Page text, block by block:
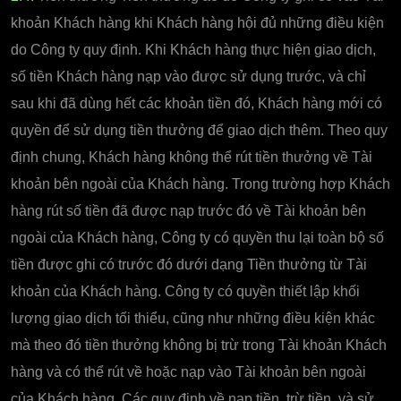
khoản Khách hàng khi Khách hàng hội đủ những điều kiện
do Công ty quy định. Khi Khách hàng thực hiện giao dịch,
số tiền Khách hàng nạp vào được sử dụng trước, và chỉ
sau khi đã dùng hết các khoản tiền đó, Khách hàng mới có
quyền để sử dụng tiền thưởng để giao dịch thêm. Theo quy
định chung, Khách hàng không thể rút tiền thưởng về Tài
khoản bên ngoài của Khách hàng. Trong trường hợp Khách
hàng rút số tiền đã được nạp trước đó về Tài khoản bên
ngoài của Khách hàng, Công ty có quyền thu lại toàn bộ số
tiền được ghi có trước đó dưới dạng Tiền thưởng từ Tài
khoản của Khách hàng. Công ty có quyền thiết lập khối
lượng giao dịch tối thiểu, cũng như những điều kiện khác
mà theo đó tiền thưởng không bị trừ trong Tài khoản Khách
hàng và có thể rút về hoặc nạp vào Tài khoản bên ngoài